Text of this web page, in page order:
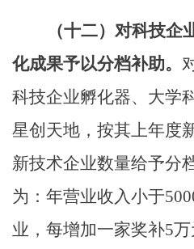
（十二） 对科技企
化成果予以分档补助。
科技企业孵化器、大学
星创天地，按其上年度
新技术企业数量给予分
为： 年营业收入小于
业，每增加一家奖补5万